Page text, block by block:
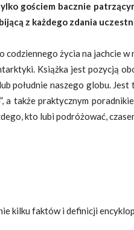
gościem bacznie
z każdego zdania
codziennego życia na jachcie
Książka jest pozycją
południe naszego globu. Jest
a także praktycznym
kto lubi podróżować,
kilku faktów i definicji